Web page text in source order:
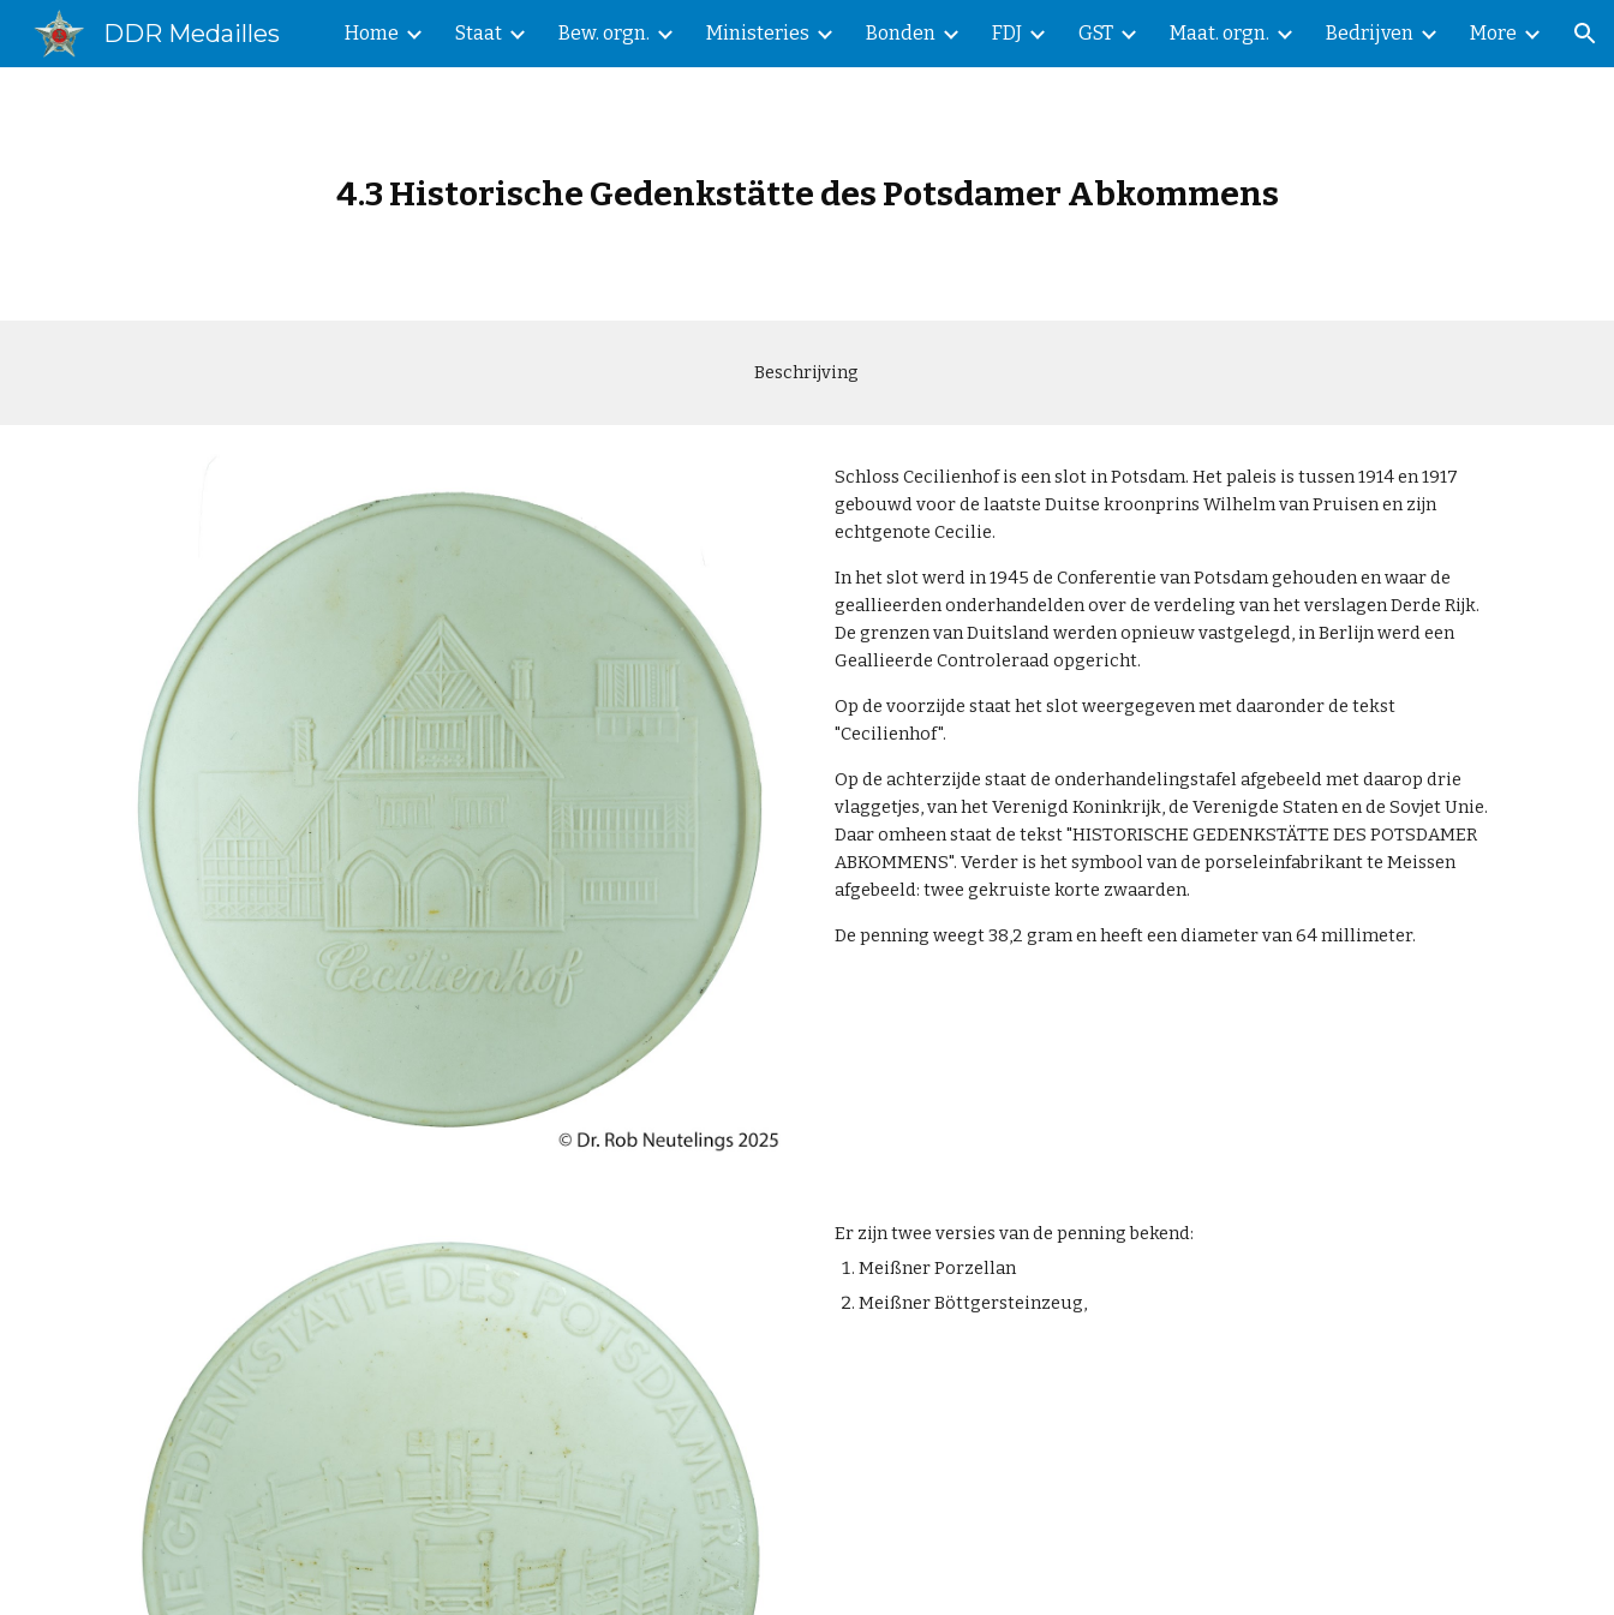
Skip to main content Skip to navigation
DDR Medailles Home Staat Bew. orgn. Ministeries Bonden FDJ GST Maat. orgn. Bedrijven More
4.3 Historische Gedenkstätte des Potsdamer Abkommens
Beschrijving
Schloss Cecilienhof is een slot in Potsdam. Het paleis is tussen 1914 en 1917
gebouwd voor de laatste Duitse kroonprins Wilhelm van Pruisen en zijn
echtgenote Cecilie.
In het slot werd in 1945 de Conferentie van Potsdam gehouden en waar de
geallieerden onderhandelden over de verdeling van het verslagen Derde Rijk.
De grenzen van Duitsland werden opnieuw vastgelegd, in Berlijn werd een
Geallieerde Controleraad opgericht.
Op de voorzijde staat het slot weergegeven met daaronder de tekst
"Cecilienhof".
Op de achterzijde staat de onderhandelingstafel afgebeeld met daarop drie
vlaggetjes, van het Verenigd Koninkrijk, de Verenigde Staten en de Sovjet Unie.
Daar omheen staat de tekst "HISTORISCHE GEDENKSTÄTTE DES POTSDAMER
ABKOMMENS". Verder is het symbool van de porseleinfabrikant te Meissen
afgebeeld: twee gekruiste korte zwaarden.
De penning weegt38,2 gramen heeft een diameter van 64 millimeter.
Er zijn twee versies van de penning bekend:
Meißner Porzellan
Meißner Böttgersteinzeug,